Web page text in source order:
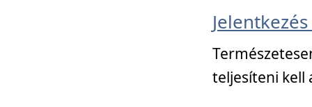
Jelentkezés
teljesíteni kell